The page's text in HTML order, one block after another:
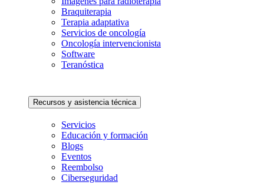
Braquiterapia
Terapia adaptativa
Servicios de oncología
Oncología intervencionista
Software
Teranóstica
Recursos y asistencia técnica
Servicios
Educación y formación
Blogs
Eventos
Reembolso
Ciberseguridad